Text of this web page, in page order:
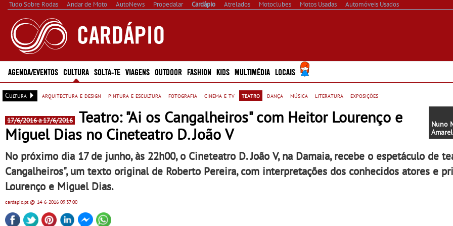
Tudo Sobre Rodas Andar de Moto AutoNews Propedalar Cardápio Atrelados Motoclubes Motos Usadas Automóveis Usados
AGENDA/EVENTOS CULTURA SOLTA-TE VIAGENS OUTDOOR FASHION KIDS MULTIMÉDIA LOCAIS
Cultura arquitectura e design pintura e escultura fotografia cinema e tv teatro dança música literatura exposições
Nuno
STAN
Gil
17/6/2016 a 17/6/2016
Teatro: "Ai os Cangalheiros" com Heitor Lourenço e
Miguel Dias no Cineteatro D. João V
No próximo dia 17 de junho, às 22h00, o Cineteatro D. João V, na Damaia, recebe o espetáculo de
Cangalheiros", um texto original de Roberto Pereira, com interpretações dos conhecidos atores e
Lourenço e Miguel Dias.
cardapio.pt@ 14-6-2016 09:37:00